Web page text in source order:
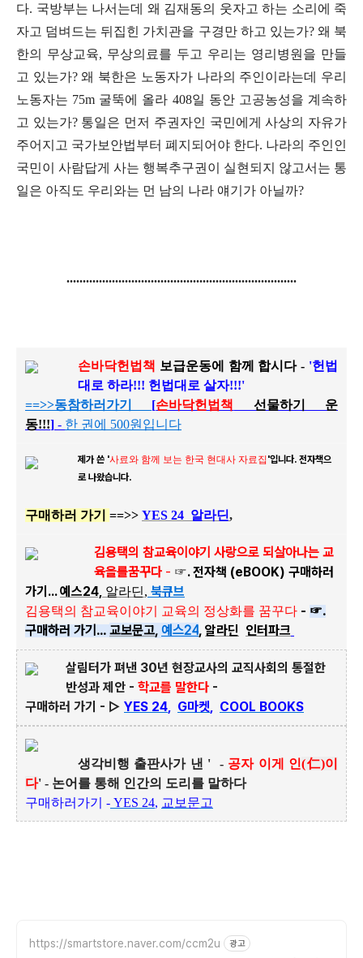
다. 국방부는 나서는데 왜 김재동의 웃자고 하는 소리에 죽
자고 덤벼드는 뒤집힌 가치관을 구경만 하고 있는가? 왜 북
한의 무상교육, 무상의료를 두고 우리는 영리병원을 만들
고 있는가?왜 북한은 노동자가 나라의 주인이라는데 우리
노동자는 75m 굴뚝에 올라 408일 동안 고공농성을 계속하
고 있는가? 통일은 먼저 주권자인 국민에게 사상의 자유가
주어지고 국가보안법부터 폐지되어야 한다. 나라의 주인인
국민이 사람답게 사는 행복추구권이 실현되지 않고서는 통
일은 아직도 우리와는 먼 남의 나라 얘기가 아닐까?
.......................................................................
손바닥헌법책 보급운동에 함께 합시다 - '헌법
대로 하라!!! 헌법대로 살자!!!'
==>>동참하러가기 [손바닥헌법책
선물하기 운
동!!!] - 한 권에 500원입니다
제가 쓴 '사료와 함께 보는 한국 현대사 자료집 '입니다. 전자책으
로 나왔습니다.
구매하러 가기 ==>> YES 24 알라딘,
김용택의 참교육이야기 사랑으로 되살아나는 교
육을를꿈꾸다 - ☞. 전자책 (eBOOK) 구매하러
가기...예스24, 알라딘, 북큐브
김용택의 참교육이야기 교육의 정상화를 꿈꾸다 - ☞.
구매하러 가기... 교보문고, 예스24, 알라딘 인터파크
살림터가 펴낸 30년 현장교사의 교직사회의 통절한
반성과 제안 - 학교를 말한다 -
구매하러 가기 - ▷ YES 24, G마켓, COOL BOOKS
생각비행 출판사가 낸 ' - 공자 이게 인(仁)이
다' - 논어를 통해 인간의 도리를 말하다
구매하러가기 - YES 24, 교보문고
https://smartstore.naver.com/ccm2u 광고